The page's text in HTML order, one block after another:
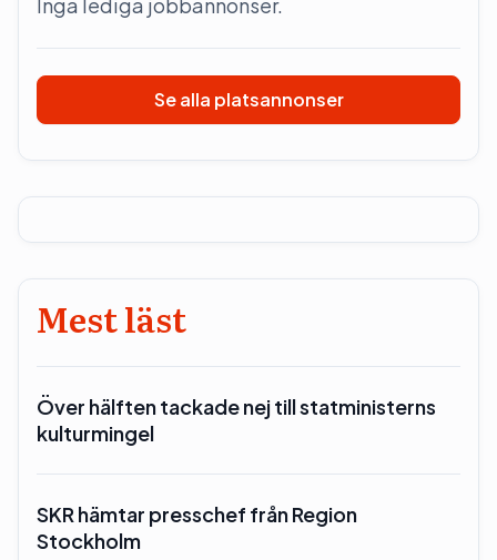
Se alla platsannonser
Mest läst
Över hälften tackade nej till statministerns
kulturmingel
SKR hämtar presschef från Region
Stockholm